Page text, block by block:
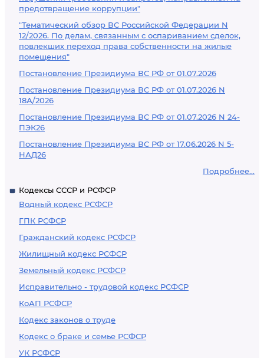
предотвращение коррупции"
"Тематический обзор ВС Российской Федерации N
12/2026. По делам, связанным с оспариванием сделок,
повлекших переход права собственности на жилые
помещения"
Постановление Президиума ВС РФ от 01.07.2026
Постановление Президиума ВС РФ от 01.07.2026 N
18А/2026
Постановление Президиума ВС РФ от 01.07.2026 N 24-
ПЭК26
Постановление Президиума ВС РФ от 17.06.2026 N 5-
НАД26
Подробнее...
Кодексы СССР и РСФСР
Водный кодекс РСФСР
ГПК РСФСР
Гражданский кодекс РСФСР
Жилищный кодекс РСФСР
Земельный кодекс РСФСР
Исправительно - трудовой кодекс РСФСР
КоАП РСФСР
Кодекс законов о труде
Кодекс о браке и семье РСФСР
УК РСФСР